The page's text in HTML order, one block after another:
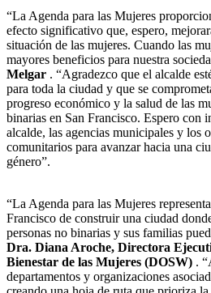
“La Agenda para las Mujeres
efecto significativo que, espero,
situación de las mujeres. Cuando las
mayores beneficios para nuestra
Melgar . “Agradezco que el alcalde
para toda la ciudad y que se
progreso económico y la salud de las
binarias en San Francisco. Espero con
alcalde, las agencias municipales y los
comunitarios para avanzar hacia una
género”.
“La Agenda para las Mujeres
Francisco de construir una ciudad
personas no binarias y sus familias
Dra. Diana Aroche, Directora
Bienestar de las Mujeres (DOSW) .
departamentos y organizaciones